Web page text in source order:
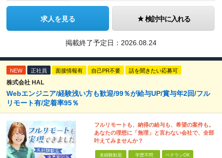
求人を見る 検討中に入れる
掲載終了予定日： 2026.08.24
NEW 正社員 面接情報有 自己PR不要 話を聞きたい応募可
株式会社 HAL
Webエンジニア/経験浅い方も歓迎/99％が給与UP/賞与年2回/フル
リモート有/定着率95％
フルリモートも、納得の給与も、希望の案件も。
あなたの理想に「無理」と言わない会社で、全部
叶えてみませんか？
未経験歓迎 学歴不問 ベテランOK